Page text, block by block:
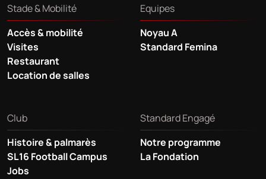
Stade & Mobilité
Accès & mobilité
Visites
Restaurant
Location de salles
Equipes
Noyau A
Standard Femina
Club
Histoire & palmarès
SL16 Football Campus
Jobs
Standard Engagé
Notre programme
La Fondation